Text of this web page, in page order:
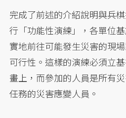
完成了前述的介紹說明與兵
行「功能性演練」，各單位
實地前往可能發生災害的現
可行性。這樣的演練必須立
畫上，而參加的人員是所有
任務的災害應變人員。